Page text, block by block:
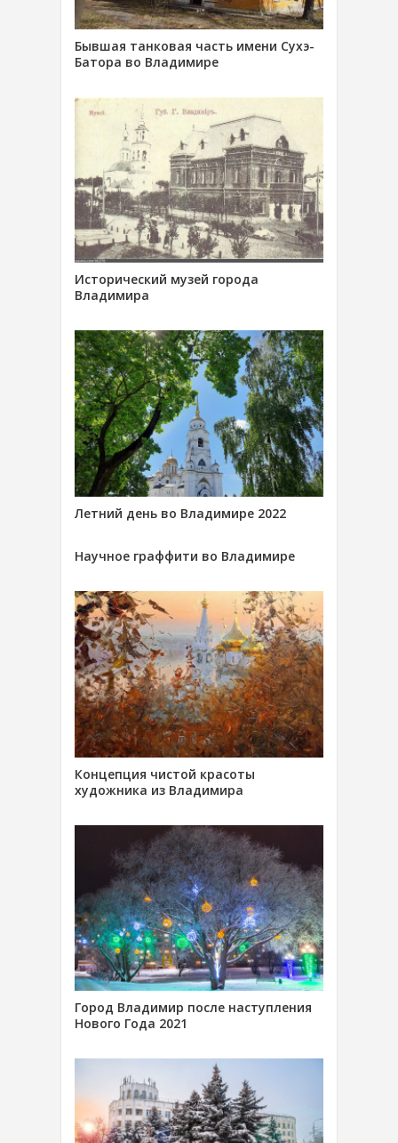
Бывшая танковая часть имени Сухэ-
Батора во Владимире
Исторический музей города
Владимира
Летний день во Владимире 2022
Научное граффити во Владимире
Концепция чистой красоты
художника из Владимира
Город Владимир после наступления
Нового Года 2021